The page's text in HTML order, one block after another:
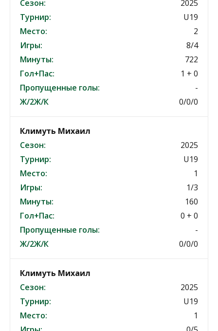
Сезон:
2025
Турнир:
U19
Место:
2
Игры:
8/4
Минуты:
722
Гол+Пас:
1 + 0
Пропущенные голы:
-
Ж/2Ж/К
0/0/0
Климуть Михаил
Сезон:
2025
Турнир:
U19
Место:
1
Игры:
1/3
Минуты:
160
Гол+Пас:
0 + 0
Пропущенные голы:
-
Ж/2Ж/К
0/0/0
Климуть Михаил
Сезон:
2025
Турнир:
U19
Место:
1